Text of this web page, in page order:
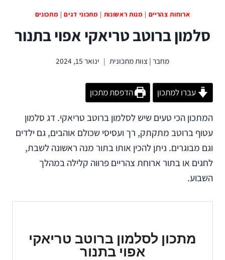
ארוחות צהריים | מנות ראשונות | מתכוני דגים| מתכונים
סלמון ברוטב טריאקי אפוי בתנור
מחבר | צוות מתכונית ינואר 15, 2024
עברו למתכון הדפסת מתכון
המתכון הכי טעים שיש לסלמון ברוטב טריאקי. דג סלמון
עטוף ברוטב מתקתק, רך ועסיסי שכולם אוהבים, גם ילדים
וגם מבוגרים. ניתן להכין אותו בתור מנה ראשונה לשבת,
לחגים או בתור ארוחת צהריים פרווה קלילה במהלך
השבוע.
מתכון לסלמון ברוטב טריאקי
אפוי בתנור